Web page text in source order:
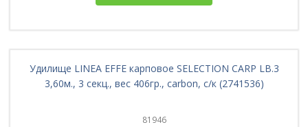
Удилище LINEA EFFE карповое SELECTION CARP LB.3
3,60м., 3 секц., вес 406гр., carbon, с/к (2741536)
81946